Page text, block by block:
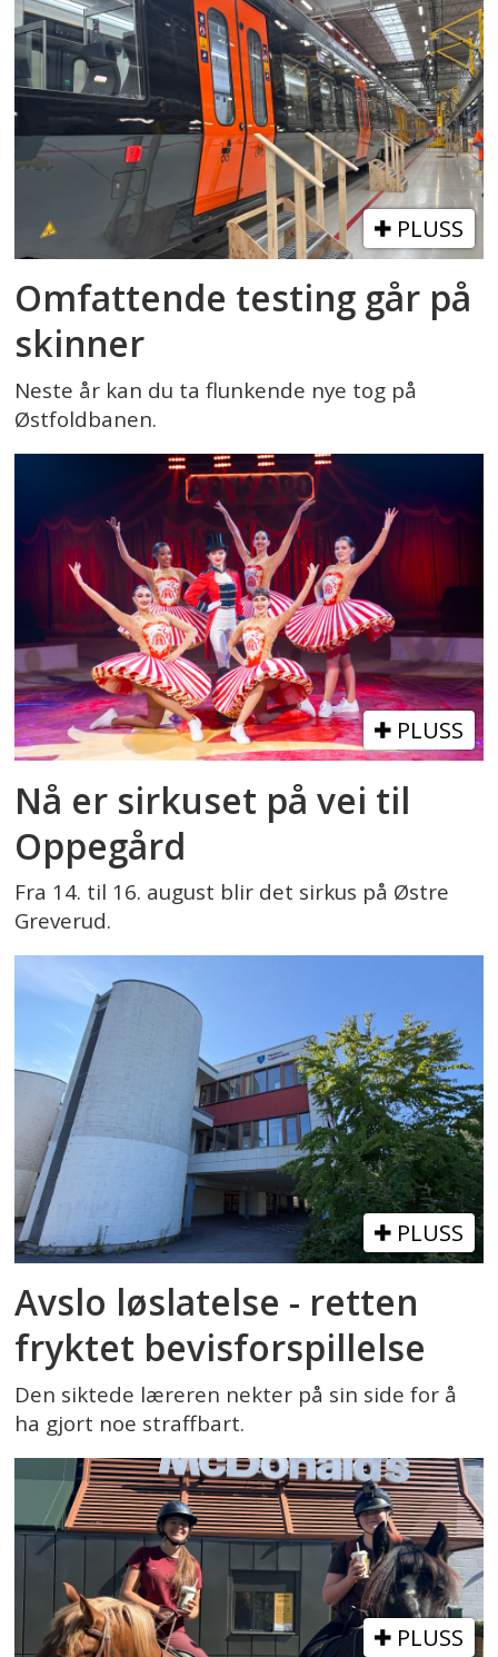
PLUSS
Omfattende testing går på
skinner
Neste år kan du ta flunkende nye tog på
Østfoldbanen.
PLUSS
Nå er sirkuset på vei til
Oppegård
Fra 14. til 16. august blir det sirkus på Østre
Greverud.
PLUSS
Avslo løslatelse - retten
fryktet bevisforspillelse
Den siktede læreren nekter på sin side for å
ha gjort noe straffbart.
PLUSS